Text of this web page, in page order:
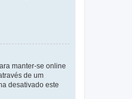
manter-se online
de um
desativado este